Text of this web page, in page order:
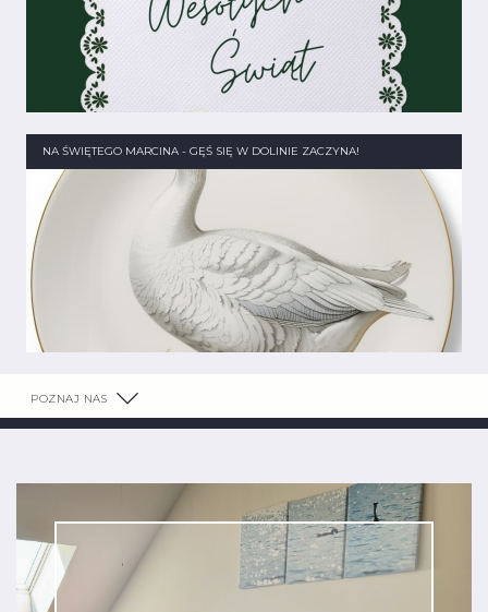
NA ŚWIĘTEGO MARCINA - GĘŚ SIĘ W DOLINIE ZACZYNA!
POZNAJ NAS